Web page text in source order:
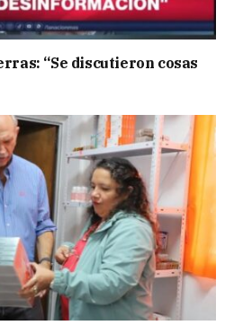
“Se discutieron cosas